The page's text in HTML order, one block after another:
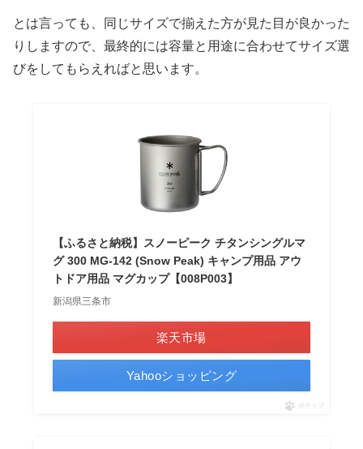
とは言っても、同じサイズで揃えた方が見た目が良かった
りしますので、最終的には容量と用途に合わせてサイズ選
びをしてもらえればと思います。
【ふるさと納税】スノーピーク チタンシングルマ
グ 300 MG-142 (Snow Peak) キャンプ用品 アウ
トドア用品 マグカップ【008P003】
新潟県三条市
楽天市場
Yahooショッピング
ポチップ